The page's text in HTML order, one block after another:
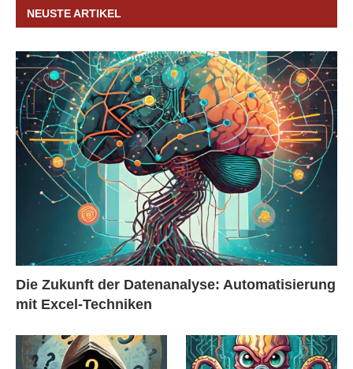
NEUSTE ARTIKEL
Die Zukunft der Datenanalyse: Automatisierung
mit Excel-Techniken